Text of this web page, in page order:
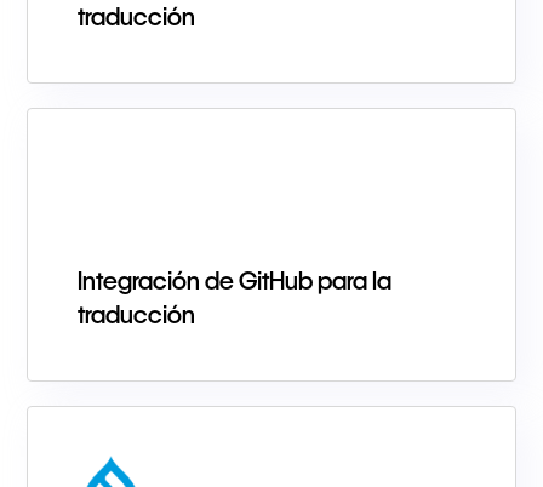
traducción
Integración de GitHub para la
traducción